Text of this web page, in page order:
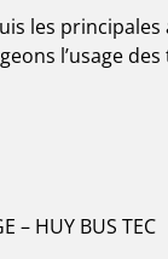
les
l’usage
– HUY BUS TEC